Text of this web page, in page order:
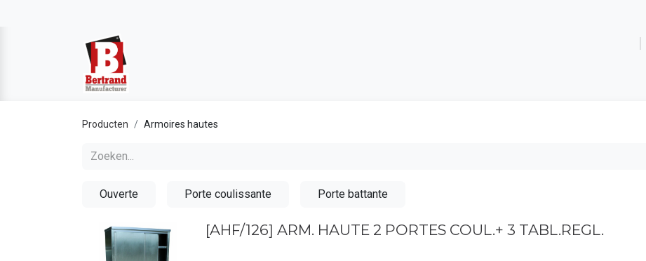
Producten Armoires hautes
Ouverte Porte coulissante Porte battante
[AHF/126] ARM. HAUTE 2 PORTES COUL.+ 3 TABL.REGL.